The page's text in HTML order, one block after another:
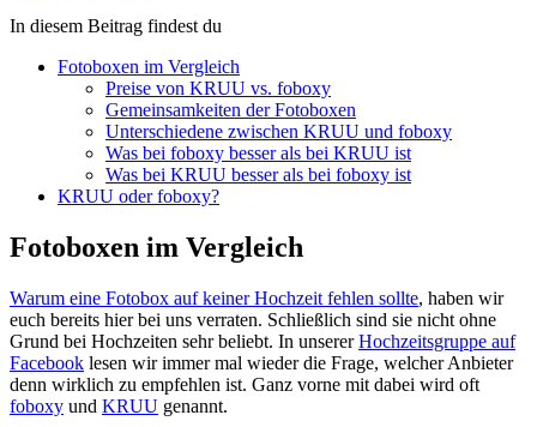
In diesem Beitrag findest du
Fotoboxen im Vergleich
Preise von KRUU vs. foboxy
Gemeinsamkeiten der Fotoboxen
Unterschiedene zwischen KRUU und foboxy
Was bei foboxy besser als bei KRUU ist
Was bei KRUU besser als bei foboxy ist
KRUU oder foboxy?
Fotoboxen im Vergleich
Warum eine Fotobox auf keiner Hochzeit fehlen sollte, haben wir
euch bereits hier bei uns verraten. Schließlich sind sie nicht ohne
Grund bei Hochzeiten sehr beliebt. In unsererHochzeitsgruppe auf
Facebook lesen wir immer mal wieder die Frage, welcher Anbieter
denn wirklich zu empfehlen ist. Ganz vorne mit dabei wird oft
foboxy und KRUU genannt.